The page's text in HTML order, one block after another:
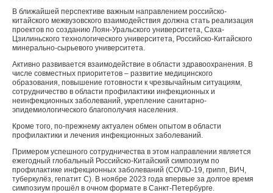
В ближайшей перспективе важным направлением российско-
китайского межвузовского взаимодействия должна стать реализация
проектов по созданию Лоян-Уральского университета, Саха-
Цзилиньского технологического университета, Российско-Китайского
минерально-сырьевого университета.
Активно развивается взаимодействие в области здравоохранения. В
числе совместных приоритетов – развитие медицинского
образования, повышение готовности к чрезвычайным ситуациям,
сотрудничество в области профилактики инфекционных и
неинфекционных заболеваний, укрепление санитарно-
эпидемиологического благополучия населения.
Кроме того, по-прежнему актуален обмен опытом в области
профилактики и лечения инфекционных заболеваний.
Примером успешного сотрудничества в этом направлении является
ежегодный глобальный Российско-Китайский симпозиум по
профилактике инфекционных заболеваний (COVID-19, грипп, ВИЧ,
туберкулёз, гепатит С). В ноябре 2023 года впервые за долгое время
симпозиум прошёл в очном формате в Санкт-Петербурге.